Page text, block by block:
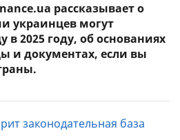
рассказывает о
украинцев могут
в 2025 году, об основаниях
и документах, если вы
законодательная база